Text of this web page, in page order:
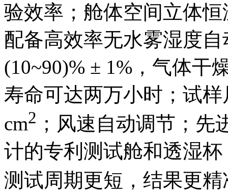
验效率；舱体空间立体
配备高效率无水雾湿度
(10~90)% ± 1%，气体干
寿命可达两万小时；试
cm2 ；风速自动调节；
计的专利测试舱和透湿
测试周期更短，结果更精